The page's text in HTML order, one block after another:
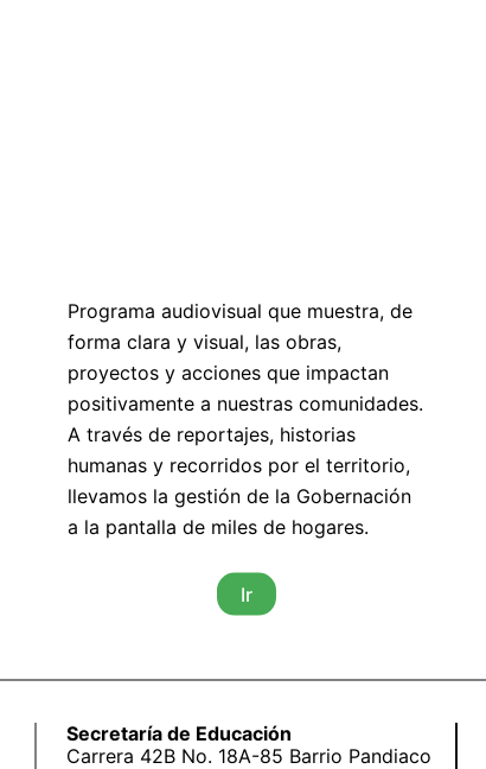
Programa audiovisual que muestra, de
forma clara y visual, las obras,
proyectos y acciones que impactan
positivamente a nuestras comunidades.
A través de reportajes, historias
humanas y recorridos por el territorio,
llevamos la gestión de la Gobernación
a la pantalla de miles de hogares.
Ir
Secretaría de Educación
Carrera 42B No. 18A-85 Barrio Pandiaco